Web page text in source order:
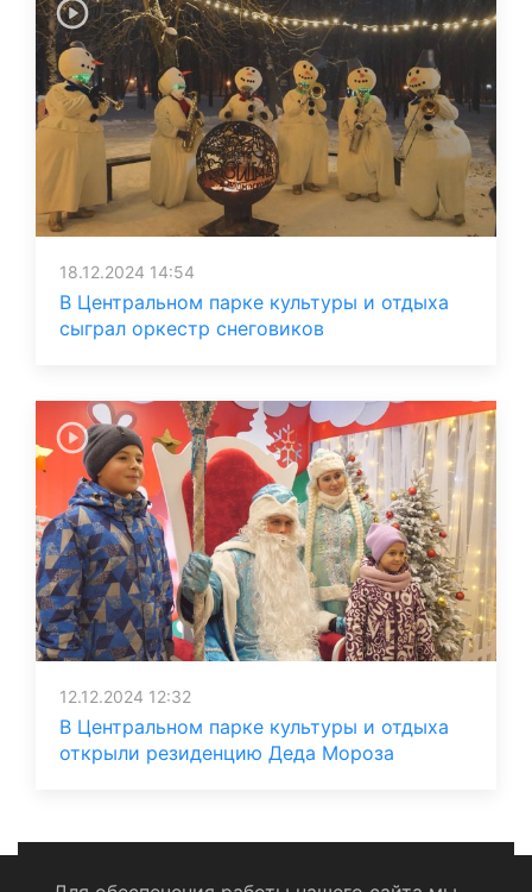
18.12.2024 14:54
В Центральном парке культуры и отдыха
сыграл оркестр снеговиков
12.12.2024 12:32
В Центральном парке культуры и отдыха
открыли резиденцию Деда Мороза